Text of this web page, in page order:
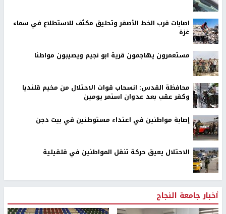
اصابات قرب الخط الأصفر وتحليق مكثف للاستطلاع في سماء
غزة
مستعمرون يهاجمون قرية ابو نجيم ويصيبون مواطنا
محافظة القدس: انسحاب قوات الاحتلال من مخيم قلنديا
وكفر عقب بعد عدوان استمر يومين
إصابة مواطنين في اعتداء مستوطنين في بيت دجن
الاحتلال يعيق حركة تنقل المواطنين في قلقيلية
أخبار جامعة النجاح